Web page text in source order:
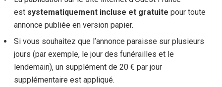
est systematiquement incluse et gratuite pour toute
annonce publiée en version papier.
Si vous souhaitez que l’annonce paraisse sur plusieurs
jours (par exemple, le jour des funérailles et le
lendemain), un supplément de 20 € par jour
supplémentaire est appliqué.